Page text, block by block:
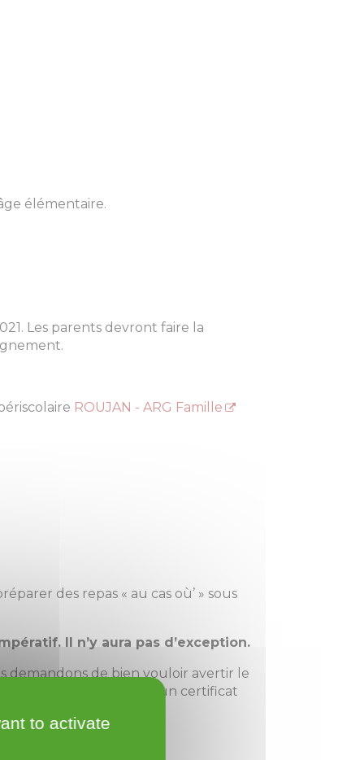
élémentaire.
Les parents devront faire la
ROUJAN - ARG Famille
des repas « au cas où’ » sous
Il n’y aura pas d’exception.
demandons de bien vouloir avertir le
, en justifiant d’un certificat
to activate